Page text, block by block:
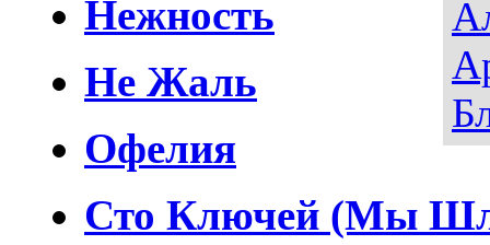
Нежность
Не Жаль
Офелия
Сто Ключей (Мы